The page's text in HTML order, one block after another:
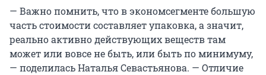
— Важно помнить, что в экономсегменте большую
часть стоимости составляет упаковка, а значит,
реально активно действующих веществ там
может или вовсе не быть, или быть по минимуму,
— поделилась Наталья Севастьянова. — Отличие